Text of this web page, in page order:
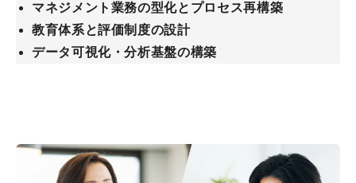
マネジメント業務の型化とプロセス再構築
教育体系と評価制度の設計
データ可視化・分析基盤の構築